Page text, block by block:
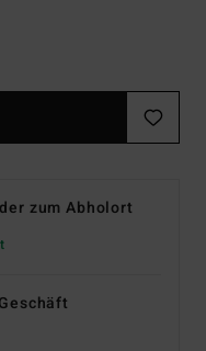
zum Abholort